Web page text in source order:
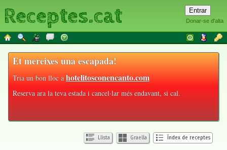
Donar-se d'alta
Receptes.cat
Et mereixes una escapada!
Tria un bon lloc ahotelitosconencanto.com
Reserva ara la teva estada i cancel·lar més endavant, si cal.
Llista Graella Índex de receptes